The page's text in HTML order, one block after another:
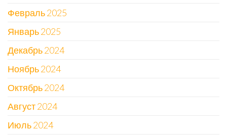
Февраль 2025
Январь 2025
Декабрь 2024
Ноябрь 2024
Октябрь 2024
Август 2024
Июль 2024